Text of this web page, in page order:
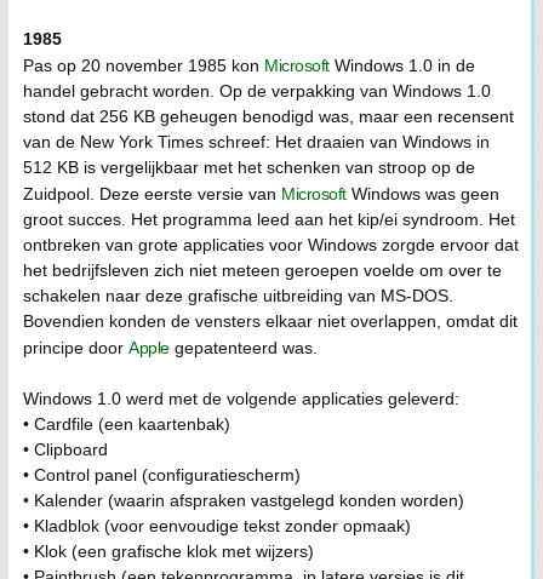
1985
Pas op 20 november 1985 kon MicrosoftWindows 1.0 in de
handel gebracht worden. Op de verpakking van Windows 1.0
stond dat 256 KB geheugen benodigd was, maar een recensent
van de New York Times schreef: Het draaien van Windows in
512 KB is vergelijkbaar met het schenken van stroop op de
Zuidpool. Deze eerste versie van MicrosoftWindows was geen
groot succes. Het programma leed aan het kip/ei syndroom. Het
ontbreken van grote applicaties voor Windows zorgde ervoor dat
het bedrijfsleven zich niet meteen geroepen voelde om over te
schakelen naar deze grafische uitbreiding van MS-DOS.
Bovendien konden de vensters elkaar niet overlappen, omdat dit
principe door Applegepatenteerd was.
Windows 1.0 werd met de volgende applicaties geleverd:
• Cardfile (een kaartenbak)
• Clipboard
• Control panel (configuratiescherm)
• Kalender (waarin afspraken vastgelegd konden worden)
• Kladblok (voor eenvoudige tekst zonder opmaak)
• Klok (een grafische klok met wijzers)